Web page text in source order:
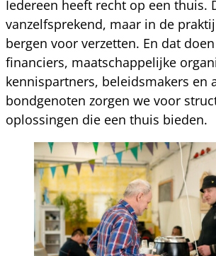
Iedereen heeft recht op een thuis.
vanzelfsprekend, maar in de
bergen voor verzetten. En dat
financiers, maatschappelijke
kennispartners, beleidsmakers en
bondgenoten zorgen we voor
oplossingen die een thuis bieden.